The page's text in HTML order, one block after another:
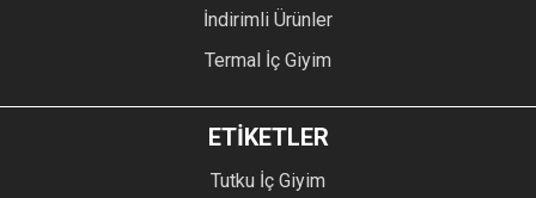
İndirimli Ürünler
Termal İç Giyim
ETİKETLER
Tutku İç Giyim